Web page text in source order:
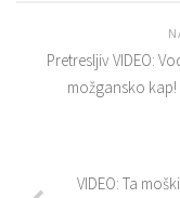
Pretresljiv VIDEO:
možgansko
VIDEO: Ta